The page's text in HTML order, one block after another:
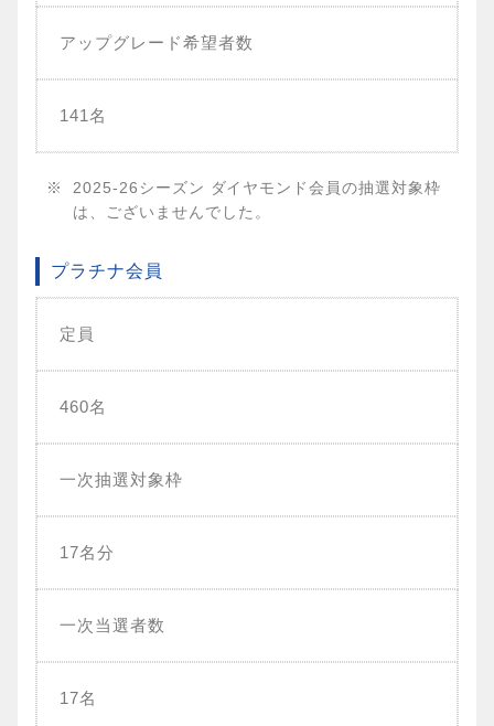
アップグレード希望者数
141名
2025-26シーズン ダイヤモンド会員の抽選対象枠
は、ございませんでした。
プラチナ会員
定員
460名
一次抽選対象枠
17名分
一次当選者数
17名